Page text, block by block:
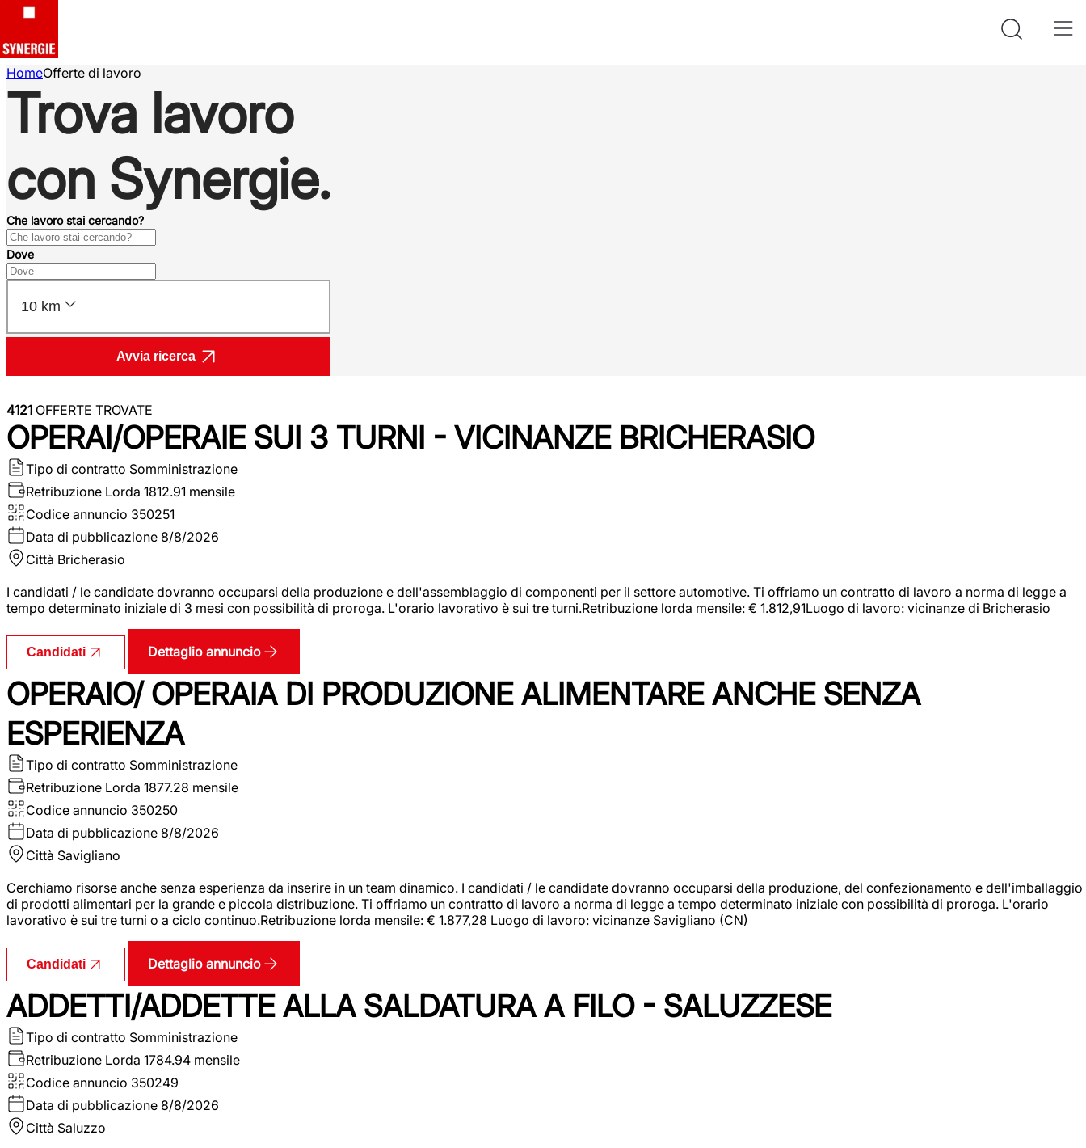
HomeOfferte di lavoro
Trova lavoro
con Synergie.
Che lavoro stai cercando?
Dove
10 km
Avvia ricerca
4121 OFFERTE TROVATE
OPERAI/OPERAIE SUI 3 TURNI - VICINANZE BRICHERASIO
Tipo di contratto Somministrazione
Retribuzione Lorda 1812.91 mensile
Codice annuncio 350251
Data di pubblicazione 8/8/2026
Città Bricherasio
I candidati / le candidate dovranno occuparsi della produzione e dell'assemblaggio di componenti per il settore automotive. Ti offriamo un contratto di lavoro a norma di legge a
tempo determinato iniziale di 3 mesi con possibilità di proroga. L'orario lavorativo è sui tre turni.Retribuzione lorda mensile: € 1.812,91Luogo di lavoro: vicinanze di Bricherasio
Candidati Dettaglio annuncio
OPERAIO/ OPERAIA DI PRODUZIONE ALIMENTARE ANCHE SENZA
ESPERIENZA
Tipo di contratto Somministrazione
Retribuzione Lorda 1877.28 mensile
Codice annuncio 350250
Data di pubblicazione 8/8/2026
Città Savigliano
Cerchiamo risorse anche senza esperienza da inserire in un team dinamico. I candidati / le candidate dovranno occuparsi della produzione, del confezionamento e dell'imballaggio
di prodotti alimentari per la grande e piccola distribuzione. Ti offriamo un contratto di lavoro a norma di legge a tempo determinato iniziale con possibilità di proroga. L'orario
lavorativo è sui tre turni o a ciclo continuo.Retribuzione lorda mensile: € 1.877,28 Luogo di lavoro: vicinanze Savigliano (CN)
Candidati Dettaglio annuncio
ADDETTI/ADDETTE ALLA SALDATURA A FILO - SALUZZESE
Tipo di contratto Somministrazione
Retribuzione Lorda 1784.94 mensile
Codice annuncio 350249
Data di pubblicazione 8/8/2026
Città Saluzzo